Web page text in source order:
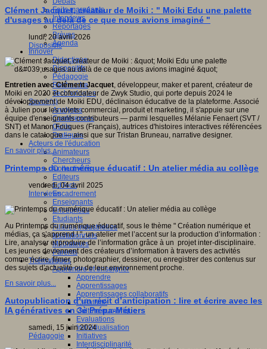
Faits marquants
Interviews
Reportages
Brèves
Agenda
Innover
Didactique
Dispositifs
Pédagogie
Recherche
Technologies
Savoir(s)
Analyses
Conférences
Outils
Pratiques
Acteurs de l'éducation
Animateurs
Chercheurs
Collectivités
Editeurs
EdTech
Encadrement
Enseignants
Entreprises
Etudiants
Filières industrielles
Institutionnels
Médiateurs
Parents
Thématiques
Apprendre et enseigner
Apprendre
Apprentissages
Apprentissages collaboratifs
Créativité
Culture numérique
Evaluations
Individualisation
Initiatives
Interdisciplinarité
Clément Jacquet, créateur de Moiki : " Moiki Edu une palette
d'usages au delà de ce que nous avions imaginé "
lundi, 20 avril 2026
Dispositifs
Entretien avec Clément Jacquet, développeur, maker et parent, créateur de
Moiki en 2020 et cofondateur de Zwyk Studio, qui porte depuis 2024 le
développement de Moiki EDU, déclinaison éducative de la plateforme. Associé
à Julien pour les volets commercial, produit et marketing, il s'appuie sur une
équipe d'enseignants contributeurs — parmi lesquelles Mélanie Fenaert (SVT /
SNT) et Manon Fouques (Français), autrices d'histoires interactives référencées
dans le catalogue — ainsi que sur Tristan Bruneau, narrative designer.
En savoir plus...
Printemps du numérique éducatif : Un atelier média au collège
vendredi, 04 avril 2025
Interviews
Au Printemps du numérique éducatif, sous le thème " Création numérique et
médias, ça s’apprend ! ", un atelier met l’accent sur la production d’information :
Lire, analyser et produire de l’information grâce à un projet inter-disciplinaire.
Les jeunes deviennent des créateurs d’information à travers des activités
comme écrire, filmer, photographier, dessiner, ou enregistrer des contenus sur
des sujets d’actualité ou de leur environnement proche.
En savoir plus...
Autopublication d’un récit d’anticipation : lire et écrire avec les
IA génératives en 3è Prépa-Métiers
samedi, 15 juin 2024
Pédagogie